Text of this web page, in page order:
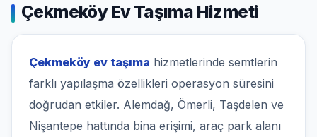
Çekmeköy Ev Taşıma Hizmeti
Çekmeköy ev taşıma hizmetlerinde semtlerin
farklı yapılaşma özellikleri operasyon süresini
doğrudan etkiler. Alemdağ, Ömerli, Taşdelen ve
Nişantepe hattında bina erişimi, araç park alanı